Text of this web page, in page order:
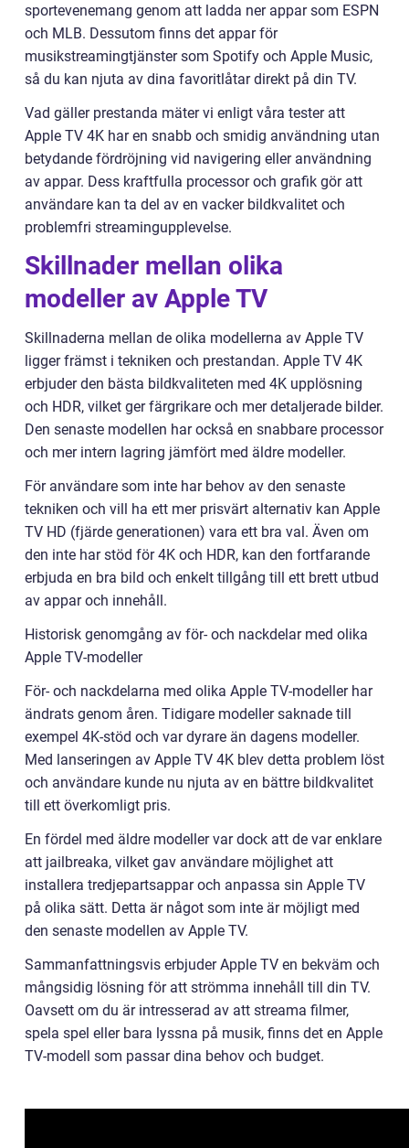
sportevenemang genom att ladda ner appar som ESPN
och MLB. Dessutom finns det appar för
musikstreamingtjänster som Spotify och Apple Music,
så du kan njuta av dina favoritlåtar direkt på din TV.
Vad gäller prestanda mäter vi enligt våra tester att
Apple TV 4K har en snabb och smidig användning utan
betydande fördröjning vid navigering eller användning
av appar. Dess kraftfulla processor och grafik gör att
användare kan ta del av en vacker bildkvalitet och
problemfri streamingupplevelse.
Skillnader mellan olika
modeller av Apple TV
Skillnaderna mellan de olika modellerna av Apple TV
ligger främst i tekniken och prestandan. Apple TV 4K
erbjuder den bästa bildkvaliteten med 4K upplösning
och HDR, vilket ger färgrikare och mer detaljerade bilder.
Den senaste modellen har också en snabbare processor
och mer intern lagring jämfört med äldre modeller.
För användare som inte har behov av den senaste
tekniken och vill ha ett mer prisvärt alternativ kan Apple
TV HD (fjärde generationen) vara ett bra val. Även om
den inte har stöd för 4K och HDR, kan den fortfarande
erbjuda en bra bild och enkelt tillgång till ett brett utbud
av appar och innehåll.
Historisk genomgång av för- och nackdelar med olika
Apple TV-modeller
För- och nackdelarna med olika Apple TV-modeller har
ändrats genom åren. Tidigare modeller saknade till
exempel 4K-stöd och var dyrare än dagens modeller.
Med lanseringen av Apple TV 4K blev detta problem löst
och användare kunde nu njuta av en bättre bildkvalitet
till ett överkomligt pris.
En fördel med äldre modeller var dock att de var enklare
att jailbreaka, vilket gav användare möjlighet att
installera tredjepartsappar och anpassa sin Apple TV
på olika sätt. Detta är något som inte är möjligt med
den senaste modellen av Apple TV.
Sammanfattningsvis erbjuder Apple TV en bekväm och
mångsidig lösning för att strömma innehåll till din TV.
Oavsett om du är intresserad av att streama filmer,
spela spel eller bara lyssna på musik, finns det en Apple
TV-modell som passar dina behov och budget.